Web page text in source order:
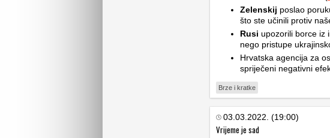
Zelenskij poslao
što ste učinili protiv
Rusi upozorili borce iz
nego pristupe
Hrvatska agencija za
spriječeni negativni
Brze i kratke
03.03.2022. (19:00)
Vrijeme je sad